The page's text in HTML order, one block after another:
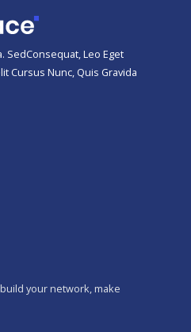
SedConsequat, Leo Eget
Cursus Nunc, Quis Gravida
your network, make